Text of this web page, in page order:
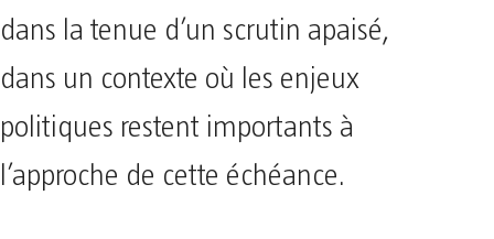
dans la tenue d’un scrutin apaisé,
dans un contexte où les enjeux
politiques restent importants à
l’approche de cette échéance.